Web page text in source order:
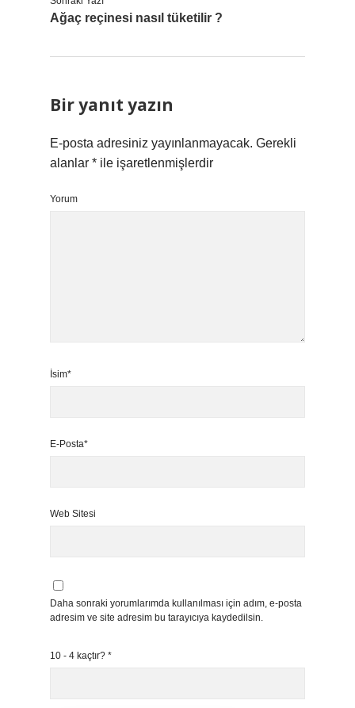
Ağaç reçinesi nasıl tüketilir ?
Bir yanıt yazın
E-posta adresiniz yayınlanmayacak. Gerekli
alanlar * ile işaretlenmişlerdir
Yorum
İsim*
E-Posta*
Web Sitesi
Daha sonraki yorumlarımda kullanılması için adım, e-posta
adresim ve site adresim bu tarayıcıya kaydedilsin.
10 - 4 kaçtır? *